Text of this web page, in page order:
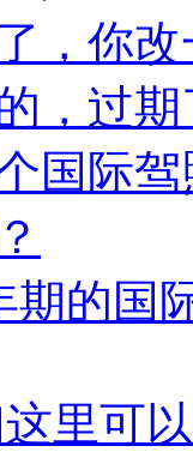
，你
，过
国际
期的国
里可